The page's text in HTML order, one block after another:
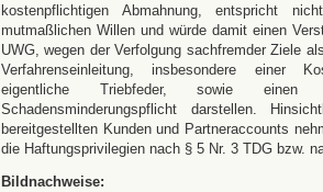
kostenpflichtigen Abmahnung, entspricht
mutmaßlichen Willen und würde damit einen
UWG, wegen der Verfolgung sachfremder Ziele
Verfahrenseinleitung, insbesondere einer
eigentliche Triebfeder, sowie
Schadensminderungspflicht darstellen.
bereitgestellten Kunden und Partneraccounts
die Haftungsprivilegien nach § 5 Nr. 3 TDG bzw.
Bildnachweise: